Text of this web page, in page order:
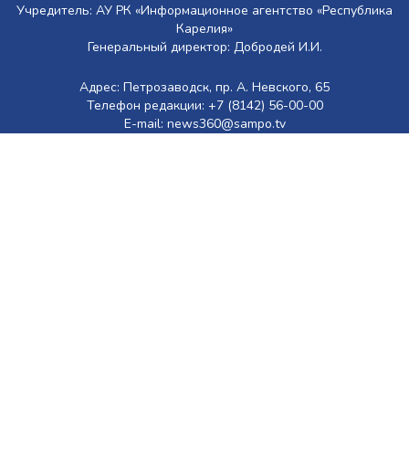
Учредитель: АУ РК «Информационное агентство «Республика
Карелия»
Генеральный директор: Добродей И.И.
Адрес: Петрозаводск, пр. А. Невского, 65
Телефон редакции: +7 (8142) 56-00-00
E-mail: news360@sampo.tv